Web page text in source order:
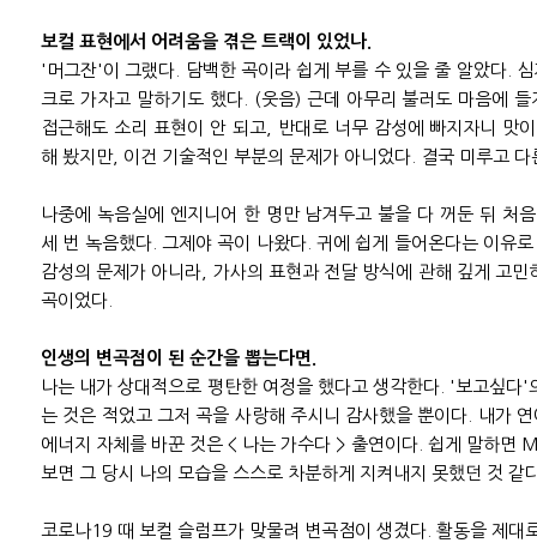
보컬 표현에서 어려움을 겪은 트랙이 있었나.
'머그잔'이 그랬다. 담백한 곡이라 쉽게 부를 수 있을 줄 알았다.
크로 가자고 말하기도 했다. (웃음) 근데 아무리 불러도 마음에
접근해도 소리 표현이 안 되고, 반대로 너무 감성에 빠지자니 맛
해 봤지만, 이건 기술적인 부분의 문제가 아니었다. 결국 미루고
나중에 녹음실에 엔지니어 한 명만 남겨두고 불을 다 꺼둔 뒤 처
세 번 녹음했다. 그제야 곡이 나왔다. 귀에 쉽게 들어온다는 이유
감성의 문제가 아니라, 가사의 표현과 전달 방식에 관해 깊게 고
곡이었다.
인생의 변곡점이 된 순간을 뽑는다면.
나는 내가 상대적으로 평탄한 여정을 했다고 생각한다. '보고싶다'
는 것은 적었고 그저 곡을 사랑해 주시니 감사했을 뿐이다. 내가
에너지 자체를 바꾼 것은 < 나는 가수다 > 출연이다. 쉽게 말하면
보면 그 당시 나의 모습을 스스로 차분하게 지켜내지 못했던 것 같
코로나19 때 보컬 슬럼프가 맞물려 변곡점이 생겼다. 활동을 제대